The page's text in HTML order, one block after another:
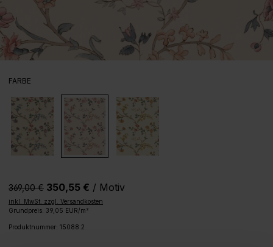
FARBE
369,00 €‎ 350,55 € / Motiv
inkl. MwSt. zzgl. Versandkosten
Grundpreis: 39,05 EUR/m²
Produktnummer: 15088.2